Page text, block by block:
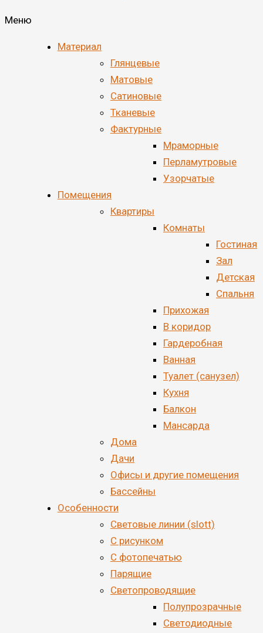
Меню
Материал
Глянцевые
Матовые
Сатиновые
Тканевые
Фактурные
Мраморные
Перламутровые
Узорчатые
Помещения
Квартиры
Комнаты
Гостиная
Зал
Детская
Спальня
Прихожая
В коридор
Гардеробная
Ванная
Туалет (санузел)
Кухня
Балкон
Мансарда
Дома
Дачи
Офисы и другие помещения
Бассейны
Особенности
Световые линии (slott)
С рисунком
С фотопечатью
Парящие
Светопроводящие
Полупрозрачные
Светодиодные